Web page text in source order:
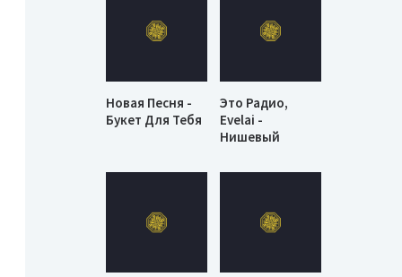
Новая Песня -
Букет Для Тебя
Это Радио,
Evelai -
Нишевый